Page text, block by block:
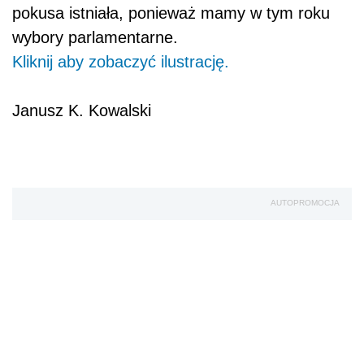
pokusa istniała, ponieważ mamy w tym roku
wybory parlamentarne.
Kliknij aby zobaczyć ilustrację.
Janusz K. Kowalski
AUTOPROMOCJA